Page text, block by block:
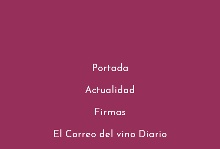
Portada
Actualidad
Firmas
El Correo del vino Diario